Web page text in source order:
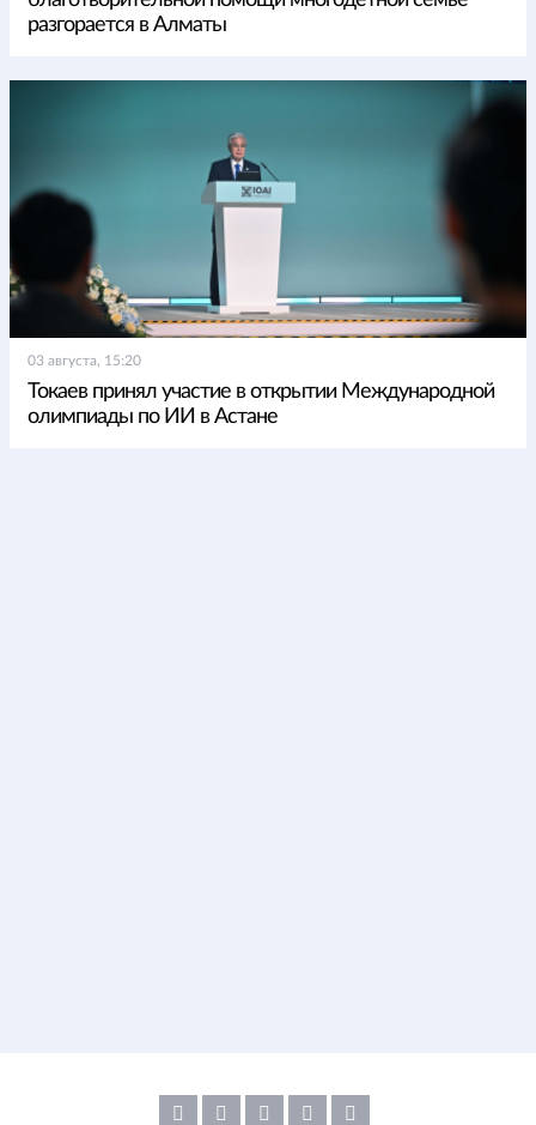
разгорается в Алматы
03 августа, 15:20
Токаев принял участие в открытии Международной
олимпиады по ИИ в Астане